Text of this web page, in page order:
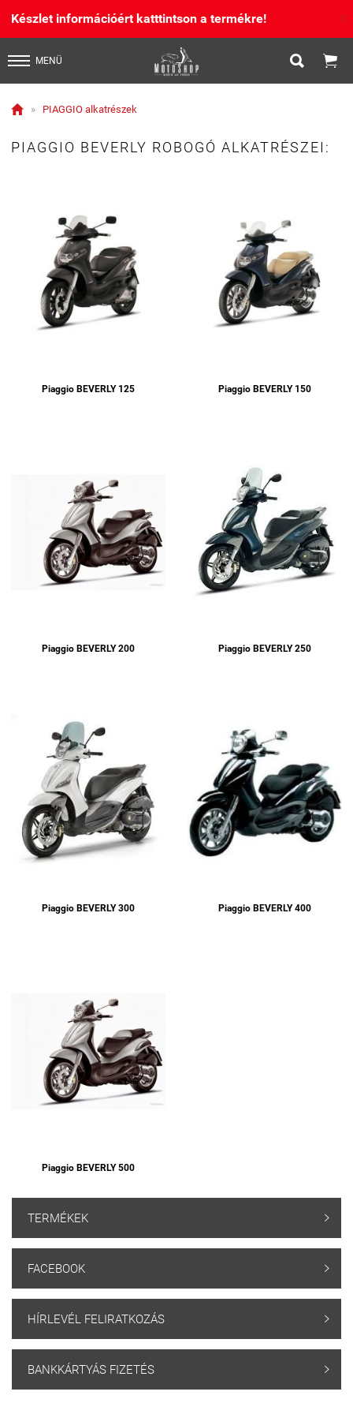
Készlet információért katttintson a termékre! X
MENÜ  
 » PIAGGIO alkatrészek
PIAGGIO BEVERLY ROBOGÓ ALKATRÉSZEI:
Piaggio BEVERLY 125 Piaggio BEVERLY 150
Piaggio BEVERLY 200 Piaggio BEVERLY 250
Piaggio BEVERLY 300 Piaggio BEVERLY 400
Piaggio BEVERLY 500
TERMÉKEK 
FACEBOOK 
HÍRLEVÉL FELIRATKOZÁS 
BANKKÁRTYÁS FIZETÉS 